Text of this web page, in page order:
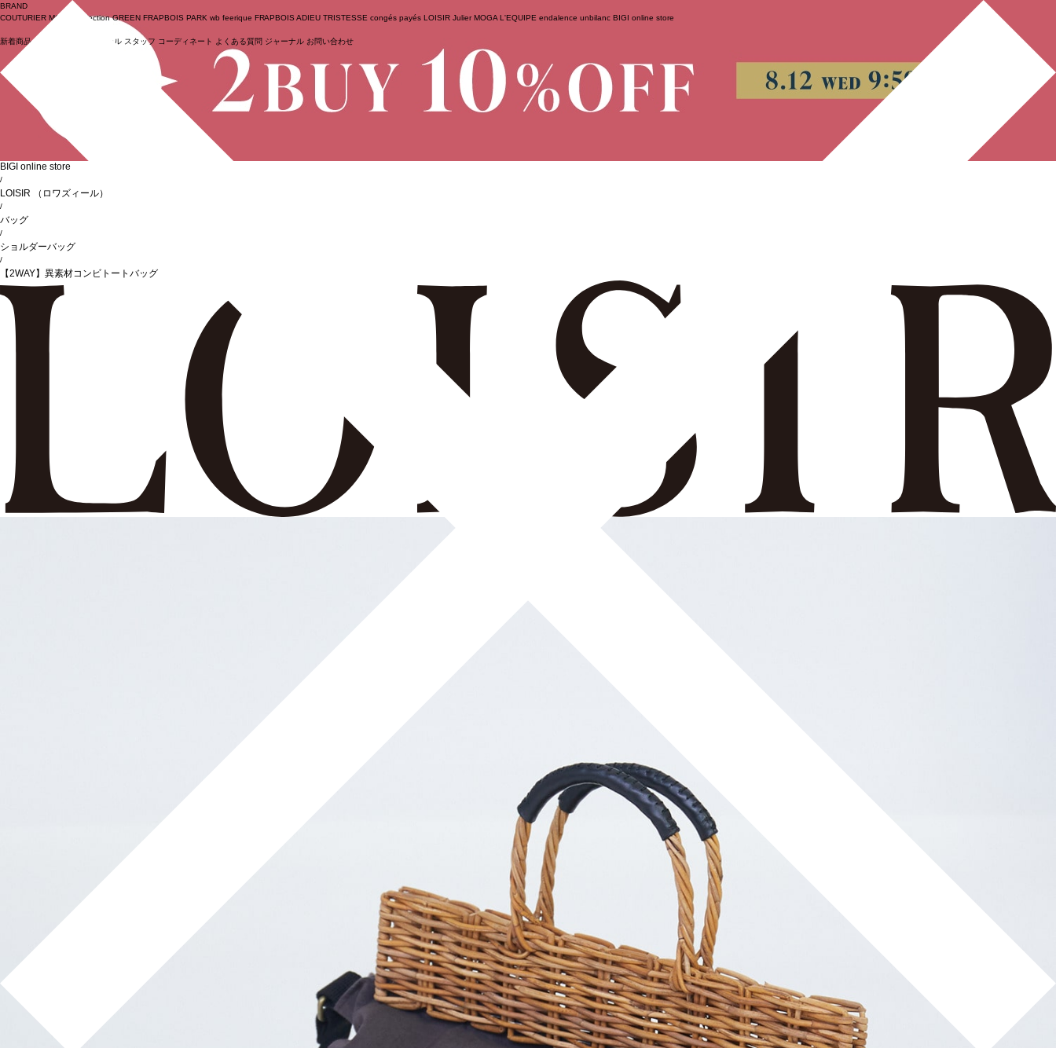
ログイン
BRAND
COUTURIER MOGA Collection GREEN FRAPBOIS PARK wb feerique FRAPBOIS ADIEU TRISTESSE congés payés LOISIR Julier MOGA L'EQUIPE endalence unbilanc BIGI online store
新着商品 (ライブ) セール スタッフ コーディネート よくある質問 ジャーナル お問い合わせ
BIGI online store
/
LOISIR （ロワズィール）
/
バッグ
/
ショルダーバッグ
/
【2WAY】異素材コンビトートバッグ